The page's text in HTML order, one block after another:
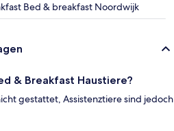
Bed & breakfast Noordwijk
& Breakfast Haustiere?
gestattet, Assistenztiere sind jedoch